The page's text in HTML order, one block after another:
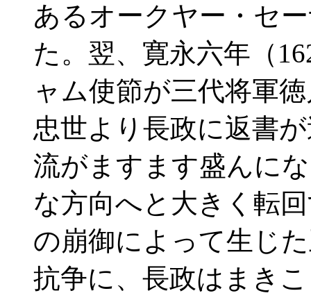
あるオークヤー・セ
た。翌、寛永六年（
ャム使節が三代将軍
忠世より長政に返書
流がますます盛んに
な方向へと大きく転
の崩御によって生じ
抗争に、長政はまき